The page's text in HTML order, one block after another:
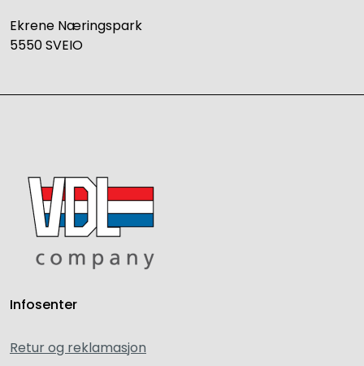
Ekrene Næringspark
5550 SVEIO
Infosenter
Retur og reklamasjon